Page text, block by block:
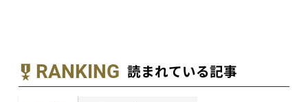
RANKING 読まれている記事